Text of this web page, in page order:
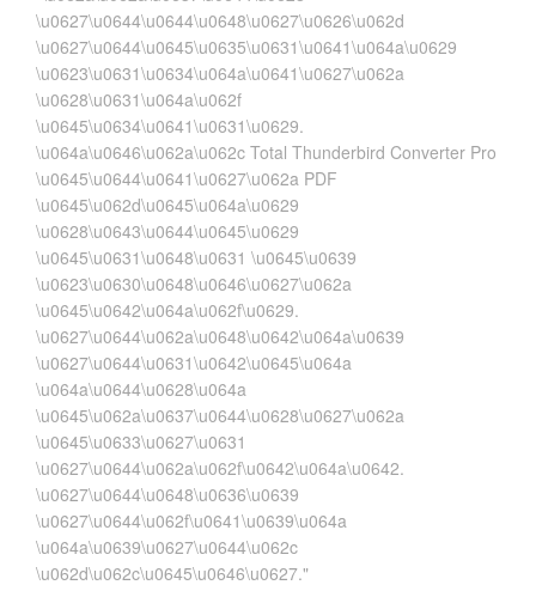
\u0627\u0644\u0644\u0648\u0627\u0626\u062d
\u0627\u0644\u0645\u0635\u0631\u0641\u064a\u0629
\u0623\u0631\u0634\u064a\u0641\u0627\u062a
\u0628\u0631\u064a\u062f
\u0645\u0634\u0641\u0631\u0629.
\u064a\u0646\u062a\u062c Total Thunderbird Converter Pro
\u0645\u0644\u0641\u0627\u062a PDF
\u0645\u062d\u0645\u064a\u0629
\u0628\u0643\u0644\u0645\u0629
\u0645\u0631\u0648\u0631 \u0645\u0639
\u0623\u0630\u0648\u0646\u0627\u062a
\u0645\u0642\u064a\u062f\u0629.
\u0627\u0644\u062a\u0648\u0642\u064a\u0639
\u0627\u0644\u0631\u0642\u0645\u064a
\u064a\u0644\u0628\u064a
\u0645\u062a\u0637\u0644\u0628\u0627\u062a
\u0645\u0633\u0627\u0631
\u0627\u0644\u062a\u062f\u0642\u064a\u0642.
\u0627\u0644\u0648\u0636\u0639
\u0627\u0644\u062f\u0641\u0639\u064a
\u064a\u0639\u0627\u0644\u062c
\u062d\u062c\u0645\u0646\u0627."